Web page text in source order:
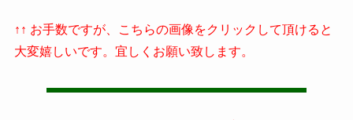
↑↑ お手数ですが、こちらの画像をクリックして頂けると
大変嬉しいです。宜しくお願い致します。